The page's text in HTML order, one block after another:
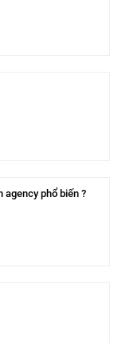
agency phổ biến ?